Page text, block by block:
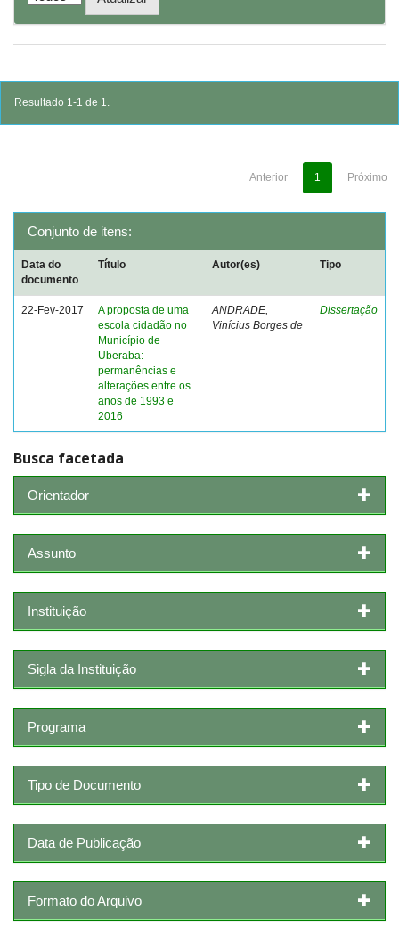
Resultado 1-1 de 1.
Anterior 1 Próximo
Conjunto de itens:
Data do
documento
Título Autor(es) Tipo
22-Fev-2017
A proposta de uma
escola cidadão no
Município de
Uberaba:
permanências e
alterações entre os
anos de 1993 e
2016
ANDRADE,
Vinícius Borges de
Dissertação
Busca facetada
Orientador
Assunto
Instituição
Sigla da Instituição
Programa
Tipo de Documento
Data de Publicação
Formato do Arquivo